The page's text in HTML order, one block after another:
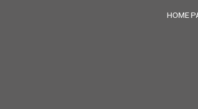
HOME